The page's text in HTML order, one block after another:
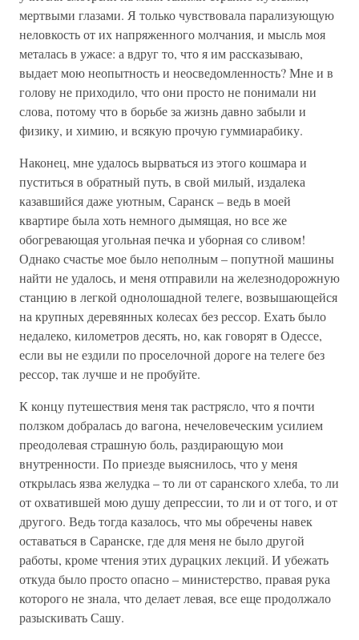
мертвыми глазами. Я только чувствовала парализующую
неловкость от их напряженного молчания, и мысль моя
металась в ужасе: а вдруг то, что я им рассказываю,
выдает мою неопытность и неосведомленность? Мне и в
голову не приходило, что они просто не понимали ни
слова, потому что в борьбе за жизнь давно забыли и
физику, и химию, и всякую прочую гуммиарабику.
Наконец, мне удалось вырваться из этого кошмара и
пуститься в обратный путь, в свой милый, издалека
казавшийся даже уютным, Саранск – ведь в моей
квартире была хоть немного дымящая, но все же
обогревающая угольная печка и уборная со сливом!
Однако счастье мое было неполным – попутной машины
найти не удалось, и меня отправили на железнодорожную
станцию в легкой однолошадной телеге, возвышающейся
на крупных деревянных колесах без рессор. Ехать было
недалеко, километров десять, но, как говорят в Одессе,
если вы не ездили по проселочной дороге на телеге без
рессор, так лучше и не пробуйте.
К концу путешествия меня так растрясло, что я почти
ползком добралась до вагона, нечеловеческим усилием
преодолевая страшную боль, раздирающую мои
внутренности. По приезде выяснилось, что у меня
открылась язва желудка – то ли от саранского хлеба, то ли
от охватившей мою душу депрессии, то ли и от того, и от
другого. Ведь тогда казалось, что мы обречены навек
оставаться в Саранске, где для меня не было другой
работы, кроме чтения этих дурацких лекций. И убежать
откуда было просто опасно – министерство, правая рука
которого не знала, что делает левая, все еще продолжало
разыскивать Сашу.